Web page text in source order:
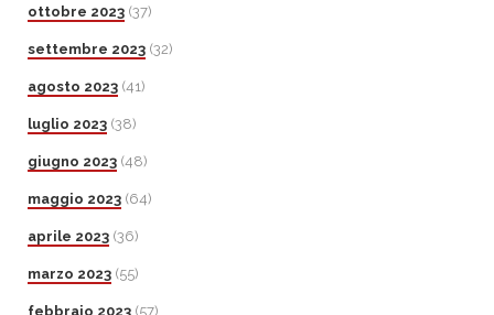
ottobre 2023 (37)
settembre 2023 (32)
agosto 2023 (41)
luglio 2023 (38)
giugno 2023 (48)
maggio 2023 (64)
aprile 2023 (36)
marzo 2023 (55)
febbraio 2023 (57)